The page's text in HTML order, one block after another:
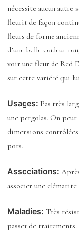
nécessite aucun autre
fleurit de façon
fleurs de forme
d’une belle couleur
voir une fleur de Red
sur cette variété qui
Usages: Pas très
une pergolas. On
dimensions
pots.
Associations:
associer une
Maladies: Très
passer de traitements.